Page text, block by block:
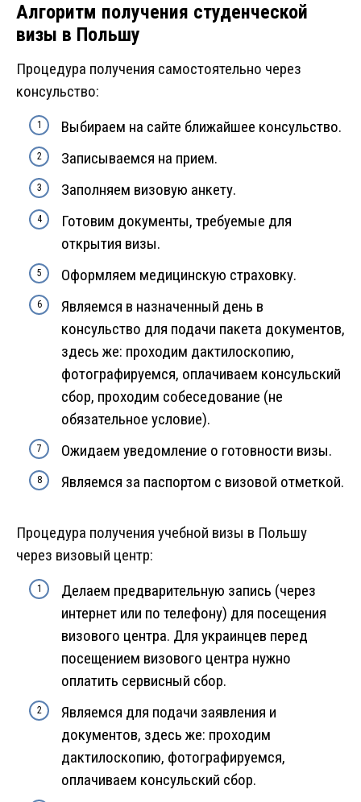
Алгоритм получения студенческой
визы в Польшу
Процедура получения самостоятельно через
консульство:
Выбираем на сайте ближайшее консульство.
Записываемся на прием.
Заполняем визовую анкету.
Готовим документы, требуемые для
открытия визы.
Оформляем медицинскую страховку.
Являемся в назначенный день в
консульство для подачи пакета документов,
здесь же: проходим дактилоскопию,
фотографируемся, оплачиваем консульский
сбор, проходим собеседование (не
обязательное условие).
Ожидаем уведомление о готовности визы.
Являемся за паспортом с визовой отметкой.
Процедура получения учебной визы в Польшу
через визовый центр:
Делаем предварительную запись (через
интернет или по телефону) для посещения
визового центра. Для украинцев перед
посещением визового центра нужно
оплатить сервисный сбор.
Являемся для подачи заявления и
документов, здесь же: проходим
дактилоскопию, фотографируемся,
оплачиваем консульский сбор.